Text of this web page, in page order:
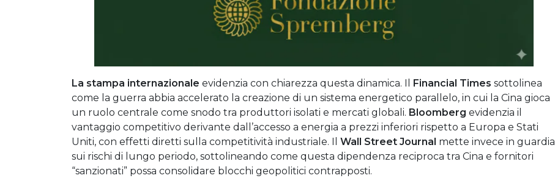
La stampa internazionale evidenzia con chiarezza questa dinamica. Il Financial Times sottolinea
come la guerra abbia accelerato la creazione di un sistema energetico parallelo, in cui la Cina gioca
un ruolo centrale come snodo tra produttori isolati e mercati globali. Bloomberg evidenzia il
vantaggio competitivo derivante dall’accesso a energia a prezzi inferiori rispetto a Europa e Stati
Uniti, con effetti diretti sulla competitività industriale. Il Wall Street Journal mette invece in guardia
sui rischi di lungo periodo, sottolineando come questa dipendenza reciproca tra Cina e fornitori
“sanzionati” possa consolidare blocchi geopolitici contrapposti.